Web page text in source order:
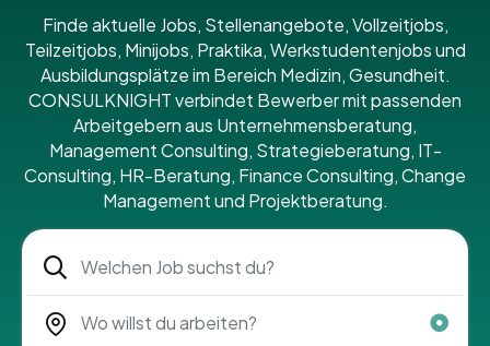
Finde aktuelle Jobs, Stellenangebote, Vollzeitjobs,
Teilzeitjobs, Minijobs, Praktika, Werkstudentenjobs und
Ausbildungsplätze im Bereich Medizin, Gesundheit.
CONSULKNIGHT verbindet Bewerber mit passenden
Arbeitgebern aus Unternehmensberatung,
Management Consulting, Strategieberatung, IT-
Consulting, HR-Beratung, Finance Consulting, Change
Management und Projektberatung.